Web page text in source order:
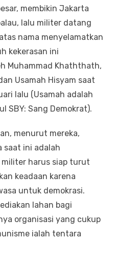
membikin Jakarta
lalu militer datang
nama menyelamatkan
kekerasan ini
Muhammad Khaththath,
Usamah Hisyam saat
lalu (Usamah adalah
SBY: Sang Demokrat).
menurut mereka,
saat ini adalah
militer harus siap turut
keadaan karena
untuk demokrasi.
lahan bagi
organisasi yang cukup
ialah tentara